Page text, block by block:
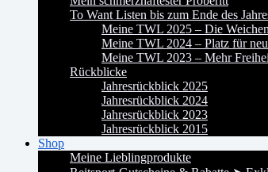
To Want Listen bis zum Ende des
Meine TWL 2025 – Die
Meine TWL 2024 – Platz für
Meine TWL 2023 – Mehr
Rückblicke
Jahresrückblick 2025
Jahresrückblick 2024
Jahresrückblick 2023
Jahresrückblick 2015
Shop
Meine Lieblingprodukte